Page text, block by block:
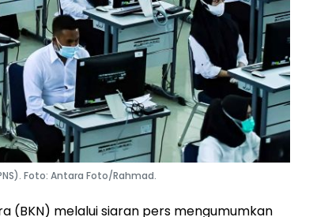
Foto: Antara Foto/Rahmad.
(BKN) melalui siaran pers mengumumkan